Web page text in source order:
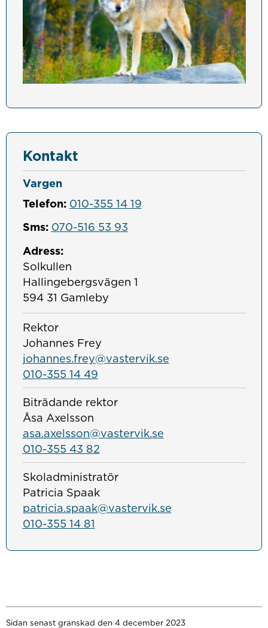
Kontakt
Vargen
Telefon: 010-355 14 19
Sms: 070-516 53 93
Adress:
Solkullen
Hallingebergsvägen 1
594 31 Gamleby
Rektor
Johannes Frey
johannes.frey@vastervik.se
010-355 14 49
Biträdande rektor
Åsa Axelsson
asa.axelsson@vastervik.se
010-355 43 82
Skoladministratör
Patricia Spaak
patricia.spaak@vastervik.se
010-355 14 81
Sidan senast granskad den 4 december 2023